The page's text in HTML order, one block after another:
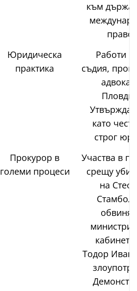
към
право.
Юридическа
практика
Работи
съдия,
адвокат
като
строг
Прокурор в
големи процеси
Участва в
срещу
на
Тодор